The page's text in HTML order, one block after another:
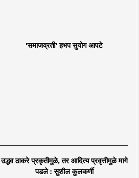
'समाजव्रती' हभप सुयोग आपटे
उद्धव ठाकरे प्रकृतीमुळे, तर आदित्य प्रवृत्तीमुळे मागे
पडले : सुशील कुलकर्णी